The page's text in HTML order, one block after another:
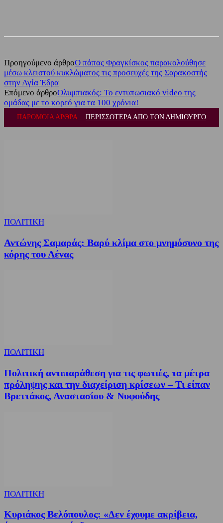
Προηγούμενο άρθροΟ πάπας Φραγκίσκος παρακολούθησε
μέσω κλειστού κυκλώματος τις προσευχές της Σαρακοστής
στην Αγία Έδρα
Επόμενο άρθροΟλυμπιακός: Το εντυπωσιακό video της
ομάδας με το κορεό για τα 100 χρόνια!
ΠΑΡΟΜΟΙΑ ΑΡΘΡΑ ΠΕΡΙΣΣΟΤΕΡΑ ΑΠΟ ΤΟΝ ΔΗΜΙΟΥΡΓΟ
ΠΟΛΙΤΙΚΗ
Αντώνης Σαμαράς: Βαρύ κλίμα στο μνημόσυνο της
κόρης του Λένας
ΠΟΛΙΤΙΚΗ
Πολιτική αντιπαράθεση για τις φωτιές, τα μέτρα
πρόληψης και την διαχείριση κρίσεων – Τι είπαν
Βρεττάκος, Αναστασίου & Νυφούδης
ΠΟΛΙΤΙΚΗ
Κυριάκος Βελόπουλος: «Δεν έχουμε ακρίβεια,